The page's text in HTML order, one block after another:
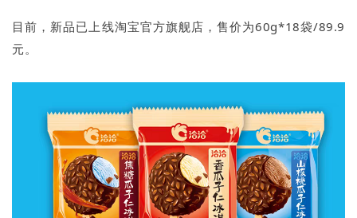
目前，新品已上线淘宝官方旗舰店，售价为60g*18袋/89.9
元。